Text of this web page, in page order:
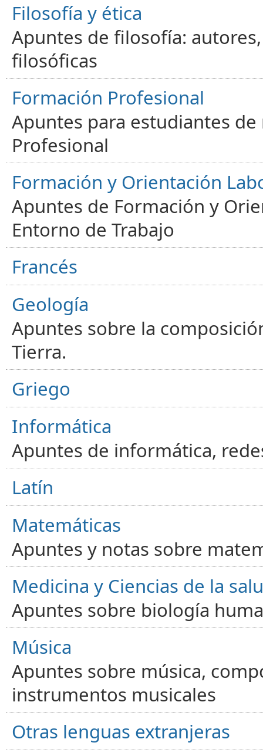
Filosofía y ética
Apuntes de filosofía:
filosóficas
Formación Profesional
Apuntes para estudiantes
Profesional
Formación y Orientación
Apuntes de Formación y
Entorno de Trabajo
Francés
Geología
Apuntes sobre la
Tierra.
Griego
Informática
Apuntes de informática,
Latín
Matemáticas
Apuntes y notas sobre
Medicina y Ciencias de la
Apuntes sobre biología
Música
Apuntes sobre música,
instrumentos musicales
Otras lenguas extranjeras